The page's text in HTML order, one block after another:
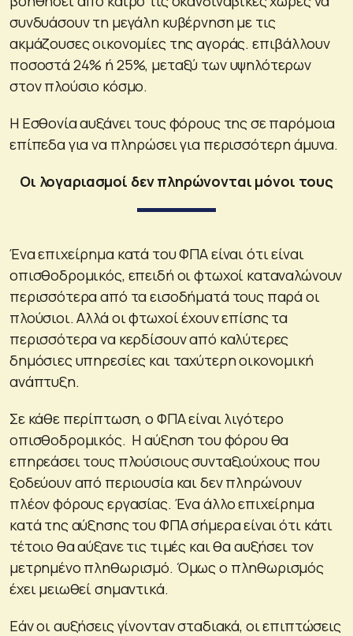
συνδυάσουν τη μεγάλη κυβέρνηση με τις
ακμάζουσες οικονομίες της αγοράς. επιβάλλουν
ποσοστά 24% ή 25%, μεταξύ των υψηλότερων
στον πλούσιο κόσμο.
Η Εσθονία αυξάνει τους φόρους της σε παρόμοια
επίπεδα για να πληρώσει για περισσότερη άμυνα.
Οι λογαριασμοί δεν πληρώνονται μόνοι τους
Ένα επιχείρημα κατά του ΦΠΑ είναι ότι είναι
οπισθοδρομικός, επειδή οι φτωχοί καταναλώνουν
περισσότερα από τα εισοδήματά τους παρά οι
πλούσιοι. Αλλά οι φτωχοί έχουν επίσης τα
περισσότερα να κερδίσουν από καλύτερες
δημόσιες υπηρεσίες και ταχύτερη οικονομική
ανάπτυξη.
Σε κάθε περίπτωση, ο ΦΠΑ είναι λιγότερο
οπισθοδρομικός. Η αύξηση του φόρου θα
επηρεάσει τους πλούσιους συνταξιούχους που
ξοδεύουν από περιουσία και δεν πληρώνουν
πλέον φόρους εργασίας. Ένα άλλο επιχείρημα
κατά της αύξησης του ΦΠΑ σήμερα είναι ότι κάτι
τέτοιο θα αύξανε τις τιμές και θα αυξήσει τον
μετρημένο πληθωρισμό. Όμως ο πληθωρισμός
έχει μειωθεί σημαντικά.
Εάν οι αυξήσεις γίνονταν σταδιακά, οι επιπτώσεις